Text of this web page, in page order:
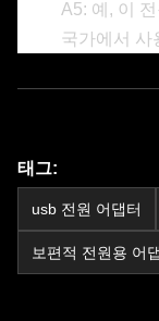
A5: 예, 이
국가에서 사
태그:
usb 전원 어댑터
보편적 전원용 어